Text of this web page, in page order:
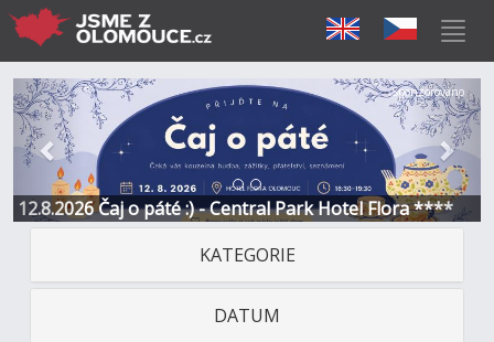
12.8.2026 Čaj o páté :) - Central Park Hotel Flora ****
Předchozí Další
Sponzorováno
KATEGORIE
DATUM